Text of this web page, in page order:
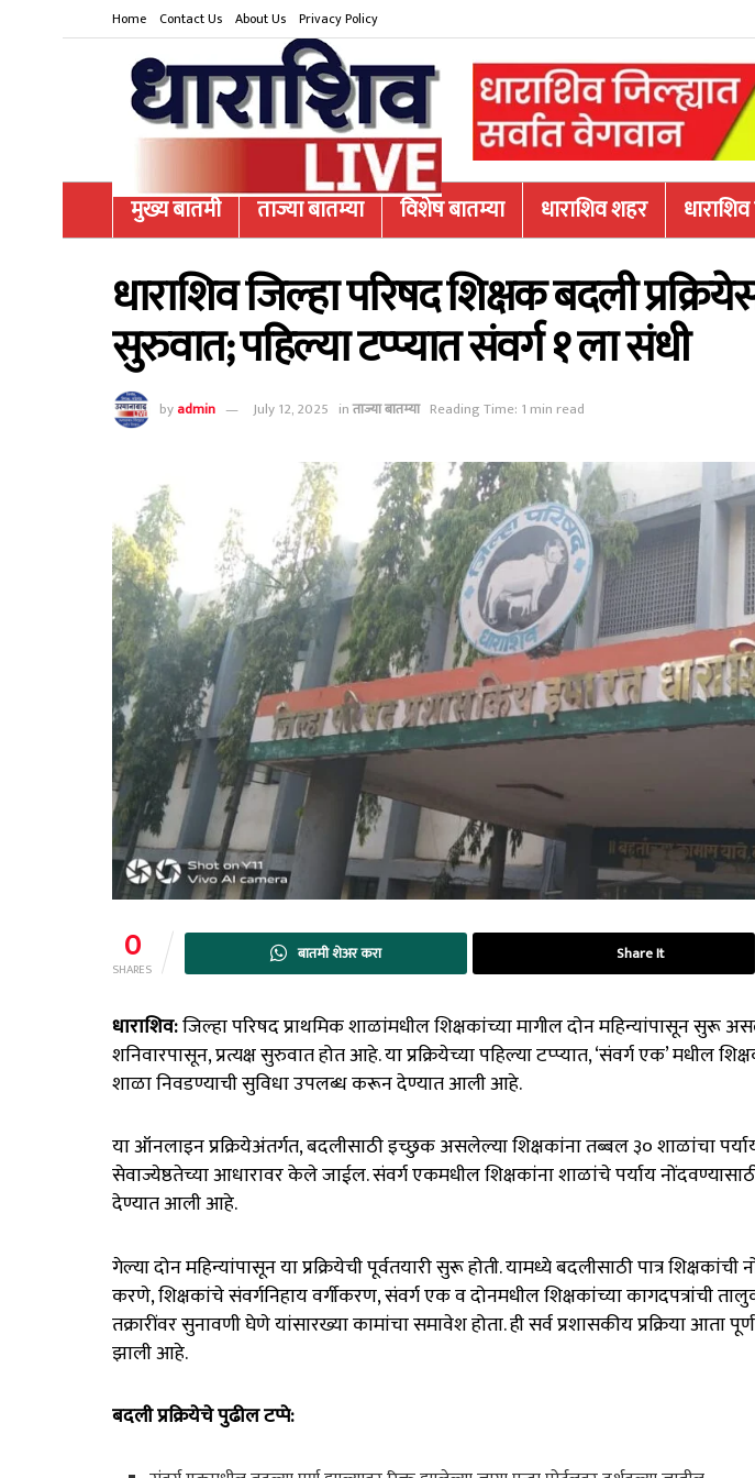
Home Contact Us About Us Privacy Policy
मुख्य बातमी ताज्या बातम्या विशेष बातम्या धाराशिव शहर
धाराशिव जिल्हा परिषद शिक्षक बदली
सुरुवात; पहिल्या टप्प्यात संवर्ग १ ला संधी
byadmin July 12, 2025 inताज्या बातम्या Reading Time: 1 min read
0
SHARES
बातमी शेअर करा Share It
धाराशिव:जिल्हा परिषद प्राथमिक शाळांमधील शिक्षकांच्या मागील दोन महिन्यांपासून सुरू
शनिवारपासून, प्रत्यक्ष सुरुवात होत आहे.या प्रक्रियेच्या पहिल्या टप्प्यात, ‘संवर्ग एक’ मधील
शाळा निवडण्याची सुविधा उपलब्ध करून देण्यात आली आहे.
या ऑनलाइन प्रक्रियेअंतर्गत, बदलीसाठी इच्छुक असलेल्या शिक्षकांना तब्बल ३० शाळांचा
सेवाज्येष्ठतेच्या आधारावर केले जाईल.संवर्ग एकमधील शिक्षकांना शाळांचे पर्याय
देण्यात आली आहे.
गेल्या दोन महिन्यांपासून या प्रक्रियेची पूर्वतयारी सुरू होती.यामध्ये बदलीसाठी पात्र शिक्षकांची
करणे, शिक्षकांचे संवर्गनिहाय वर्गीकरण, संवर्ग एक व दोनमधील शिक्षकांच्या कागदपत्रांची
तक्रारींवर सुनावणी घेणे यांसारख्या कामांचा समावेश होता.ही सर्व प्रशासकीय प्रक्रिया आता
झाली आहे.
बदली प्रक्रियेचे पुढील टप्पे: